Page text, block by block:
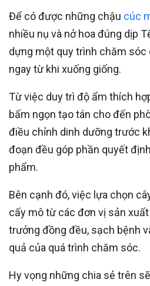
Để có được những chậu cúc
nhiều nụ và nở hoa đúng dịp
dựng một quy trình chăm sóc
ngay từ khi xuống giống.
Từ việc duy trì độ ẩm thích
bấm ngọn tạo tán cho đến
điều chỉnh dinh dưỡng trước
đoạn đều góp phần quyết
phẩm.
Bên cạnh đó, việc lựa chọn
cấy mô từ các đơn vị sản
trưởng đồng đều, sạch bệnh
quả của quá trình chăm sóc.
Hy vọng những chia sẻ trên